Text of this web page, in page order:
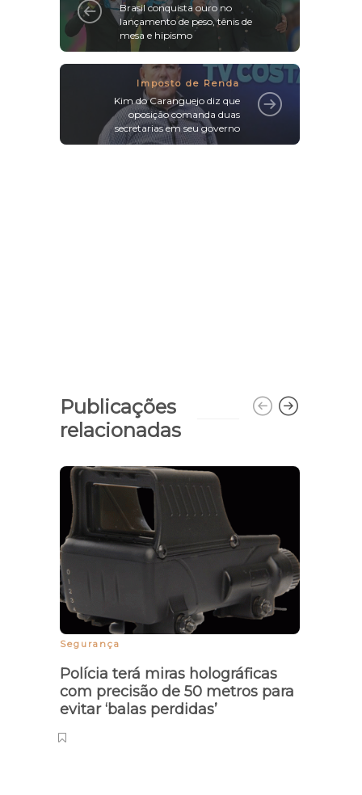
Brasil conquista ouro no
lançamento de peso, tênis de
mesa e hipismo
Imposto de Renda
Kim do Caranguejo diz que
oposição comanda duas
secretarias em seu governo
Publicações
relacionadas
Segurança
Polícia terá miras holográficas
com precisão de 50 metros para
evitar ‘balas perdidas’